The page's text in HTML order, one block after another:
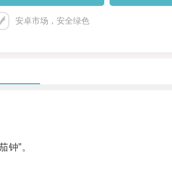
安卓市场，安全绿色
”。